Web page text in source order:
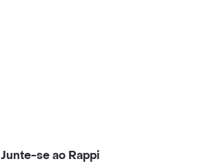
Junte-se ao Rappi